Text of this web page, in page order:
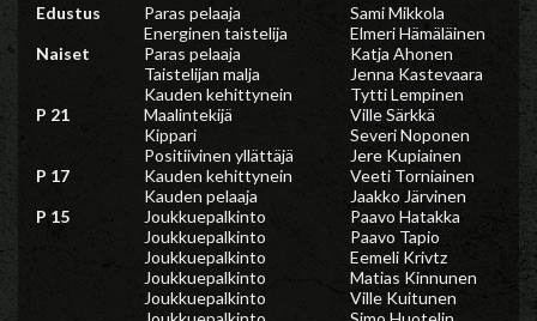
Edustus
Paras pelaaja
Sami Mikkola
Energinen taistelija
Elmeri Hämäläinen
Naiset
Paras pelaaja
Katja Ahonen
Taistelijan malja
Jenna Kastevaara
Kauden kehittynein
Tytti Lempinen
P 21
Maalintekijä
Ville Särkkä
Kippari
Severi Noponen
Positiivinen yllättäjä
Jere Kupiainen
P 17
Kauden kehittynein
Veeti Torniainen
Kauden pelaaja
Jaakko Järvinen
P 15
Joukkuepalkinto
Paavo Hatakka
Joukkuepalkinto
Paavo Tapio
Joukkuepalkinto
Eemeli Krivtz
Joukkuepalkinto
Matias Kinnunen
Joukkuepalkinto
Ville Kuitunen